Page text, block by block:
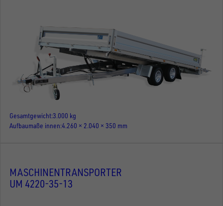
Gesamtgewicht3.000 kg
Aufbaumaße innen 4.260 × 2.040 × 350 mm
MASCHINENTRANSPORTER
UM 4220-35-13